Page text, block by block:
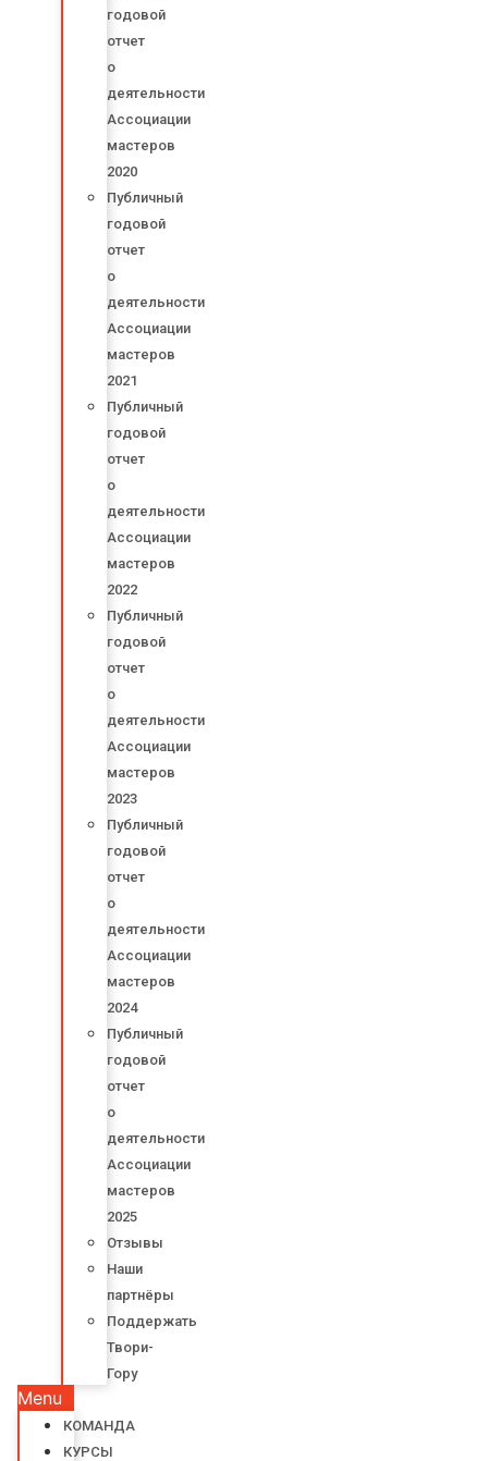
годовой
отчет
о
деятельности
Ассоциации
мастеров
2020
Публичный
годовой
отчет
о
деятельности
Ассоциации
мастеров
2021
Публичный
годовой
отчет
о
деятельности
Ассоциации
мастеров
2022
Публичный
годовой
отчет
о
деятельности
Ассоциации
мастеров
2023
Публичный
годовой
отчет
о
деятельности
Ассоциации
мастеров
2024
Публичный
годовой
отчет
о
деятельности
Ассоциации
мастеров
2025
Отзывы
Наши
партнёры
Поддержать
Твори-
Гору
Menu
КОМАНДА
КУРСЫ